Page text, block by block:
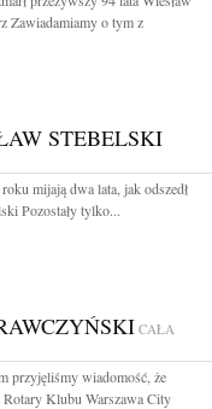
Zawiadamiamy o tym z
STEBELSKI
mijają dwa lata, jak odszedł
Pozostały tylko...
CAŁA
przyjęliśmy wiadomość, że
Rotary Klubu Warszawa City